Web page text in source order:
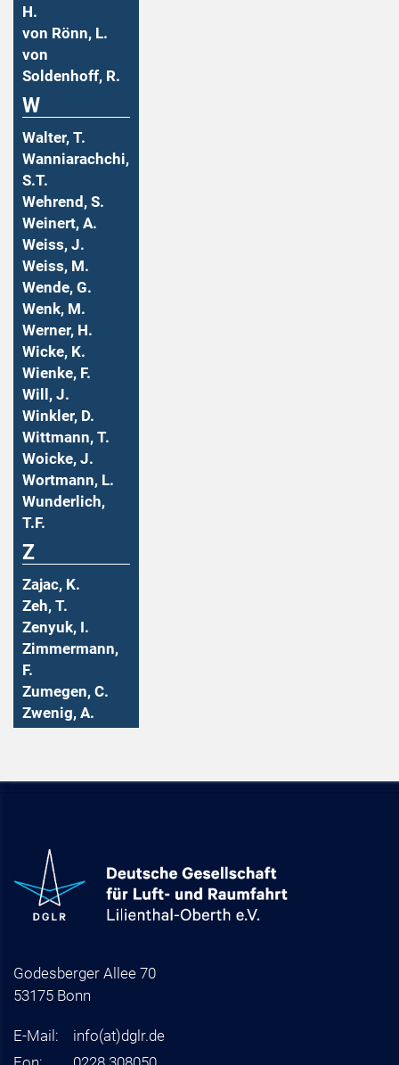
H.
von Rönn, L.
von
Soldenhoff, R.
W
Walter, T.
Wanniarachchi,
S.T.
Wehrend, S.
Weinert, A.
Weiss, J.
Weiss, M.
Wende, G.
Wenk, M.
Werner, H.
Wicke, K.
Wienke, F.
Will, J.
Winkler, D.
Wittmann, T.
Woicke, J.
Wortmann, L.
Wunderlich,
T.F.
Z
Zajac, K.
Zeh, T.
Zenyuk, I.
Zimmermann,
F.
Zumegen, C.
Zwenig, A.
Godesberger Allee 70
53175 Bonn
E-Mail: info(at)dglr.de